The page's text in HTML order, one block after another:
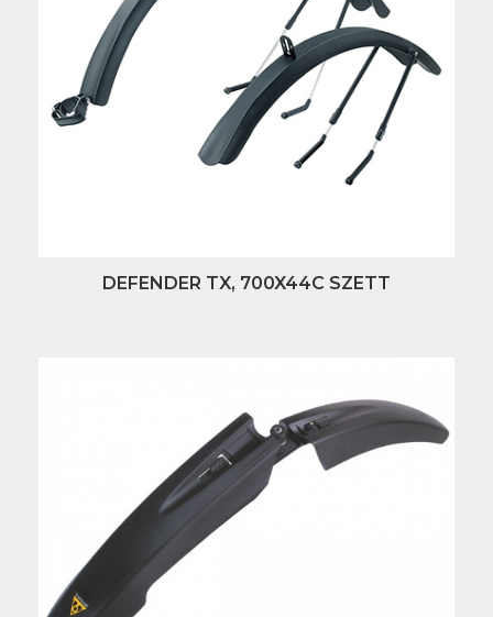
DEFENDER TX, 700X44C SZETT